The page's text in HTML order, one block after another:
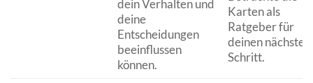
dein Verhalten und
deine
Entscheidungen
beeinflussen
können.
Karten als
Ratgeber für
deinen nächsten
Schritt.